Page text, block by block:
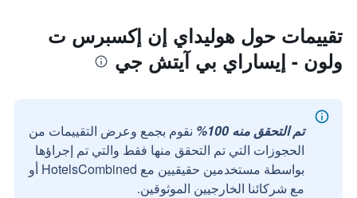
تقييمات حول هوليداي إن إكسبرس ت
ولون - إيساراي بي آيتش جي
تم التحقق منه 100%
نقوم بجمع وعرض التقييمات من
الحجوزات التي تم التحقق منها فقط والتي تم إجراؤها
بواسطة مستخدمين حقيقيين مع HotelsCombined أو
مع شركائنا الخارجيين الموثوقين.